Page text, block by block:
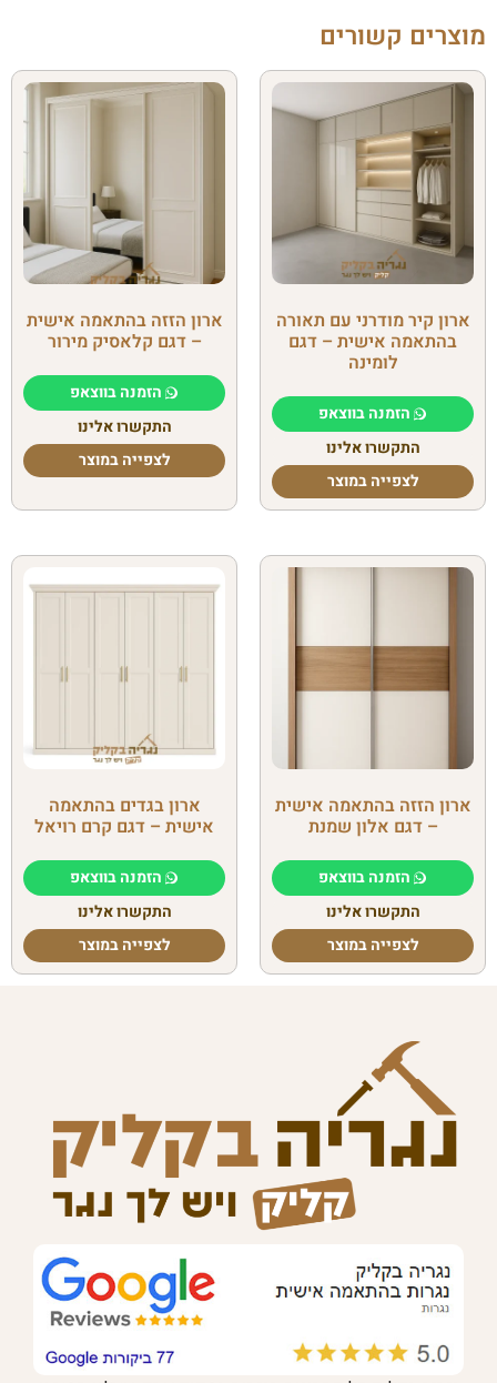
מוצרים קשורים
ארון קיר מודרני עם תאורה
בהתאמה אישית – דגם
לומינה
הזמנה בווצאפ
התקשרו אלינו
לצפייה במוצר
ארון הזזה בהתאמה אישית
– דגם קלאסיק מירור
הזמנה בווצאפ
התקשרו אלינו
לצפייה במוצר
ארון הזזה בהתאמה אישית
– דגם אלון שמנת
הזמנה בווצאפ
התקשרו אלינו
לצפייה במוצר
ארון בגדים בהתאמה
אישית – דגם קרם רויאל
הזמנה בווצאפ
התקשרו אלינו
לצפייה במוצר